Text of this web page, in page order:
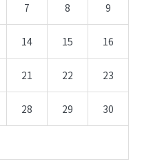
7 8 9
14 15 16
21 22 23
28 29 30